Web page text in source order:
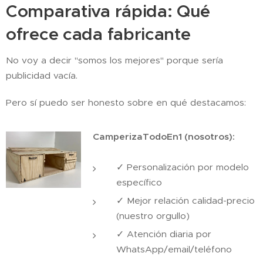
Comparativa rápida: Qué
ofrece cada fabricante
No voy a decir "somos los mejores" porque sería
publicidad vacía.
Pero sí puedo ser honesto sobre en qué destacamos:
CamperizaTodoEn1 (nosotros):
✓ Personalización por modelo
específico
✓ Mejor relación calidad-precio
(nuestro orgullo)
✓ Atención diaria por
WhatsApp/email/teléfono